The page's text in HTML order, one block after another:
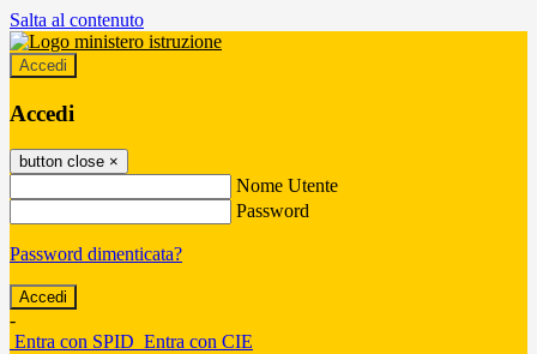
Salta al contenuto
Accedi
Accedi
button close ×
Nome Utente
Password
Password dimenticata?
-
Entra con SPID Entra con CIE